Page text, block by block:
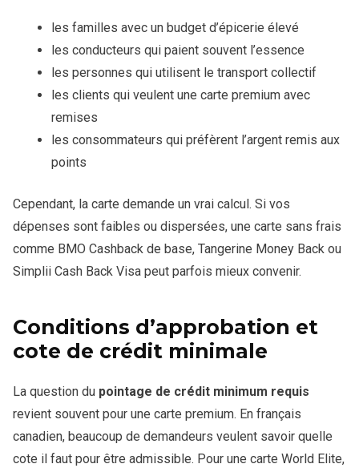
les familles avec un budget d’épicerie élevé
les conducteurs qui paient souvent l’essence
les personnes qui utilisent le transport collectif
les clients qui veulent une carte premium avec
remises
les consommateurs qui préfèrent l’argent remis aux
points
Cependant, la carte demande un vrai calcul. Si vos
dépenses sont faibles ou dispersées, une carte sans frais
comme BMO Cashback de base, Tangerine Money Back ou
Simplii Cash Back Visa peut parfois mieux convenir.
Conditions d’approbation et
cote de crédit minimale
La question du pointage de crédit minimum requis
revient souvent pour une carte premium. En français
canadien, beaucoup de demandeurs veulent savoir quelle
cote il faut pour être admissible. Pour une carte World Elite,